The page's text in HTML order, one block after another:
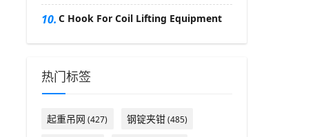
10. C Hook For Coil Lifting Equipment
热门标签
起重吊网 (427) 钢锭夹钳(485)